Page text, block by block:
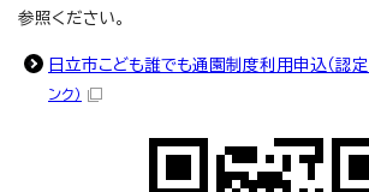
参照ください。
日立市こども誰でも通園制度利用申込（認定
ンク）